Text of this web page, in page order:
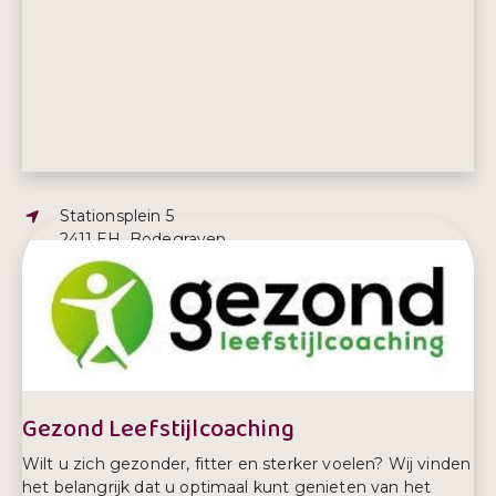
Adres:
Stationsplein 5
2411 EH, Bodegraven
E-mailadres:
info@fysioonthemove.nl
Telefoonnummer:
0172 616 579
Gezond Leefstijlcoaching
Wilt u zich gezonder, fitter en sterker voelen? Wij vinden
het belangrijk dat u optimaal kunt genieten van het